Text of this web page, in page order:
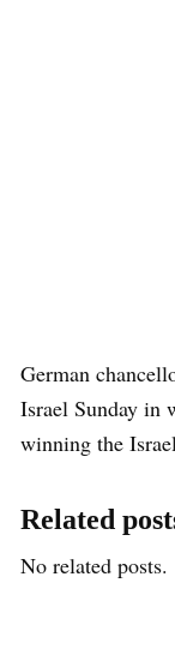
German
Israel Sunday in
winning the
Related
No related posts.